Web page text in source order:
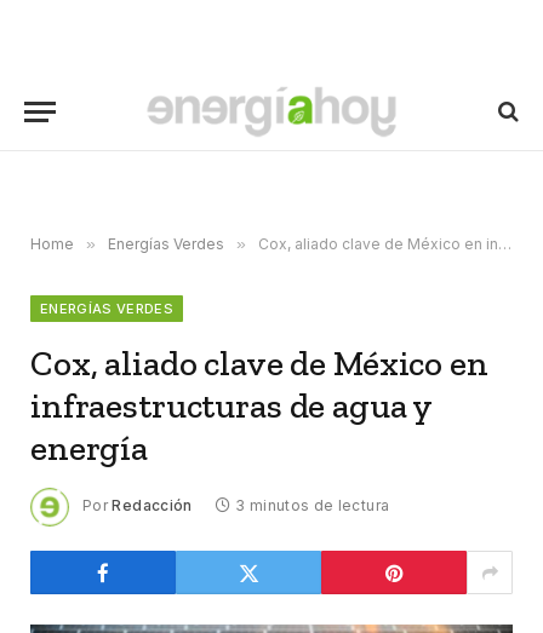
Home » Energías Verdes » Cox, aliado clave de México en infraestructuras de agua y energía
ENERGÍAS VERDES
Cox, aliado clave de México en
infraestructuras de agua y
energía
Por Redacción 3 minutos de lectura